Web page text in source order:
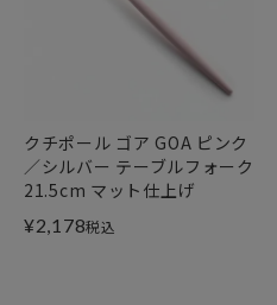
クチポール ゴア GOA ピンク
／シルバー テーブルフォーク
21.5cm マット仕上げ
¥2,178税込